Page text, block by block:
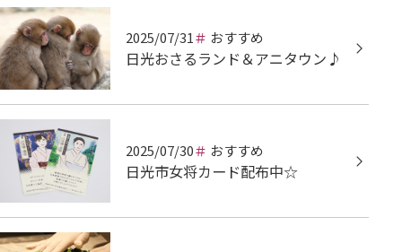
2025/07/31 おすすめ
日光おさるランド＆アニタウン♪
2025/07/30 おすすめ
日光市女将カード配布中☆